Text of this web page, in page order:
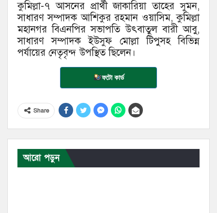
কুমিল্লা-৭ আসনের প্রার্থী জাকারিয়া তাহের সুমন,
সাধারণ সম্পাদক আশিকুর রহমান ওয়াসিম, কুমিল্লা
মহানগর বিএনপির সভাপতি উৎবাতুল বারী আবু,
সাধারণ সম্পাদক ইউসুফ মোল্লা টিপুসহ বিভিন্ন
পর্যায়ের নেতৃবৃন্দ উপস্থিত ছিলেন।
ফটো কার্ড
Share
আরো পড়ুন